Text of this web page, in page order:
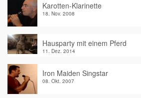
Karotten-Klarinette
18. Nov. 2008
Hausparty mit einem Pferd
11. Dez. 2014
Iron Maiden Singstar
08. Okt. 2007